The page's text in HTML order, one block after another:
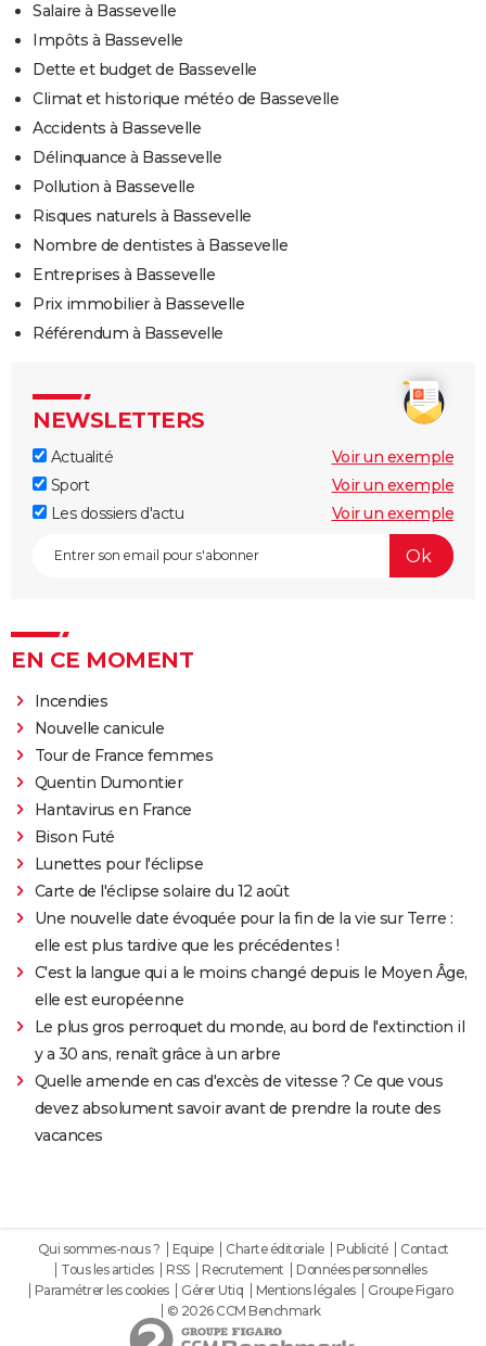
Salaire à Bassevelle
Impôts à Bassevelle
Dette et budget de Bassevelle
Climat et historique météo de Bassevelle
Accidents à Bassevelle
Délinquance à Bassevelle
Pollution à Bassevelle
Risques naturels à Bassevelle
Nombre de dentistes à Bassevelle
Entreprises à Bassevelle
Prix immobilier à Bassevelle
Référendum à Bassevelle
NEWSLETTERS
Actualité
Voir un exemple
Sport
Voir un exemple
Les dossiers d'actu
Voir un exemple
EN CE MOMENT
Incendies
Nouvelle canicule
Tour de France femmes
Quentin Dumontier
Hantavirus en France
Bison Futé
Lunettes pour l'éclipse
Carte de l'éclipse solaire du 12 août
Une nouvelle date évoquée pour la fin de la vie sur Terre :
elle est plus tardive que les précédentes !
C'est la langue qui a le moins changé depuis le Moyen Âge,
elle est européenne
Le plus gros perroquet du monde, au bord de l'extinction il
y a 30 ans, renaît grâce à un arbre
Quelle amende en cas d'excès de vitesse ? Ce que vous
devez absolument savoir avant de prendre la route des
vacances
Qui sommes-nous ? Equipe Charte éditoriale Publicité
Contact
Tous les articles
RSS Recrutement
Données personnelles
Paramétrer les cookies
Gérer Utiq Mentions légales
Groupe Figaro
© 2026 CCM Benchmark